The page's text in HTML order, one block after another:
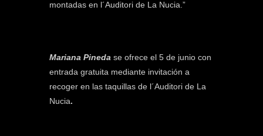
montadas en l´Auditori de La Nucia.”
Mariana Pineda se ofrece el 5 de junio con
entrada gratuita mediante invitación a
recoger en las taquillas de l´Auditori de La
Nucia.